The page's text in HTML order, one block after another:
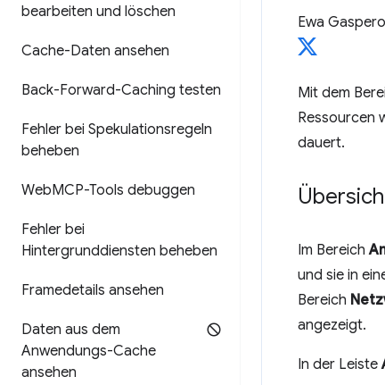
bearbeiten und löschen
Cache-Daten ansehen
Back-Forward-Caching testen
Fehler bei Spekulationsregeln
beheben
WebMCP-Tools debuggen
Fehler bei
Hintergrunddiensten beheben
Framedetails ansehen
Daten aus dem
Anwendungs-Cache
ansehen
Ewa
Mit dem
Ressourcen
dauert.
Im Bereich
und sie in
Bereich
angezeigt.
In der Leiste